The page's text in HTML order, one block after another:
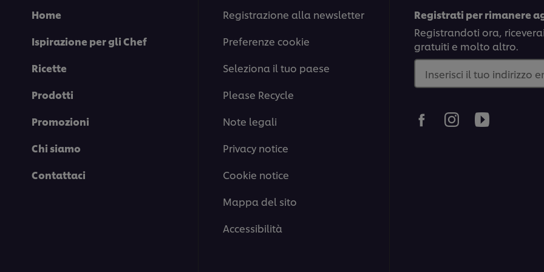
da
Demiglace
Home
Ispirazione per gli Chef
Ricette
Prodotti
Promozioni
Chi siamo
Contattaci
Registrazione alla newsletter
Preferenze cookie
Seleziona il tuo paese
Please Recycle
Note legali
Privacy notice
Cookie notice
Mappa del sito
Accessibilità
Registrati per rimanere
Registrandoti ora,
gratuiti e molto altro.
Inserisci il tuo indirizzo